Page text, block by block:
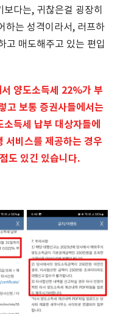
다는, 귀찮은걸 굉장히
하는 성격이라서, 러프하
고 매도해주고 있는 편입
양도소득세 22%가 부
고 보통 증권사들에서는
득세 납부 대상자들에
서비스를 제공하는 경우
도 있긴 있습니다.